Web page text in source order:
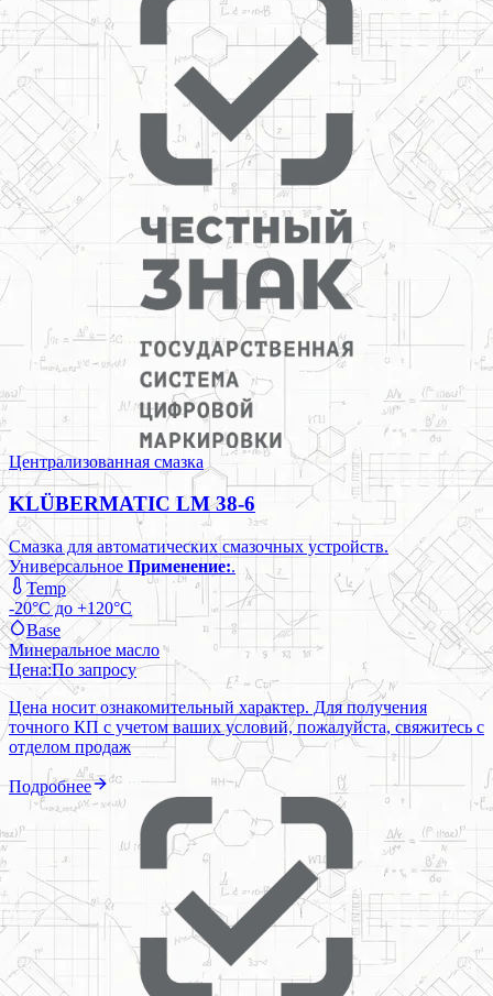
Централизованная смазка
KLÜBERMATIC LM 38-6
Смазка для автоматических смазочных устройств.
Универсальное Применение:.
Temp
-20°C до +120°C
Base
Минеральное масло
Цена:По запросу
Цена носит ознакомительный характер. Для получения
точного КП с учетом ваших условий, пожалуйста, свяжитесь с
отделом продаж
Подробнее